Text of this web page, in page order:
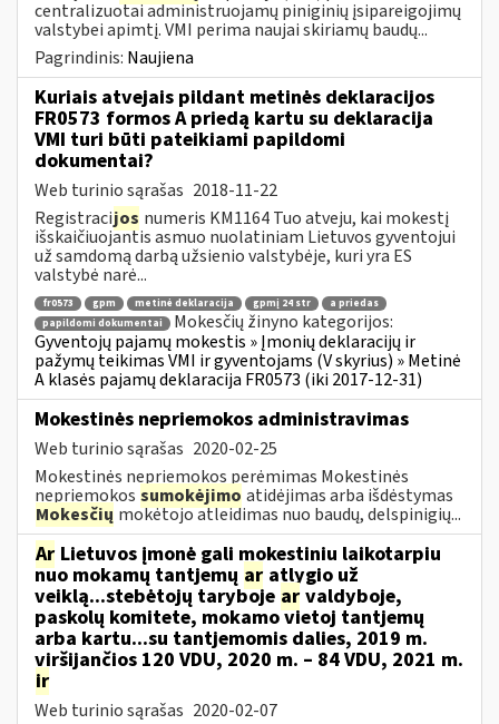
centralizuotai administruojamų piniginių įsipareigojimų
valstybei apimtį. VMI perima naujai skiriamų baudų...
Pagrindinis: Naujiena
Kuriais atvejais pildant metinės deklaracijos
FR0573 formos A priedą kartu su deklaracija
VMI turi būti pateikiami papildomi
dokumentai?
Web turinio sąrašas 2018-11-22
Registracijos numeris KM1164 Tuo atveju, kai mokestį
išskaičiuojantis asmuo nuolatiniam Lietuvos gyventojui
už samdomą darbą užsienio valstybėje, kuri yra ES
valstybė narė...
fr0573 gpm metinė deklaracija gpmį 24 str
a priedas
papildomi dokumentai
Mokesčių žinyno kategorijos:
Gyventojų pajamų mokestis » Įmonių deklaracijų ir
pažymų teikimas VMI ir gyventojams (V skyrius) » Metinė
A klasės pajamų deklaracija FR0573 (iki 2017-12-31)
Mokestinės nepriemokos administravimas
Web turinio sąrašas 2020-02-25
Mokestinės nepriemokos perėmimas Mokestinės
nepriemokos sumokėjimo atidėjimas arba išdėstymas
Mokesčių mokėtojo atleidimas nuo baudų, delspinigių...
Ar Lietuvos įmonė gali mokestiniu laikotarpiu
nuo mokamų tantjemų ar atlygio už
veiklą...stebėtojų taryboje ar valdyboje,
paskolų komitete, mokamo vietoj tantjemų
arba kartu...su tantjemomis dalies, 2019 m.
viršijančios 120 VDU, 2020 m. – 84 VDU, 2021 m.
ir
Web turinio sąrašas 2020-02-07